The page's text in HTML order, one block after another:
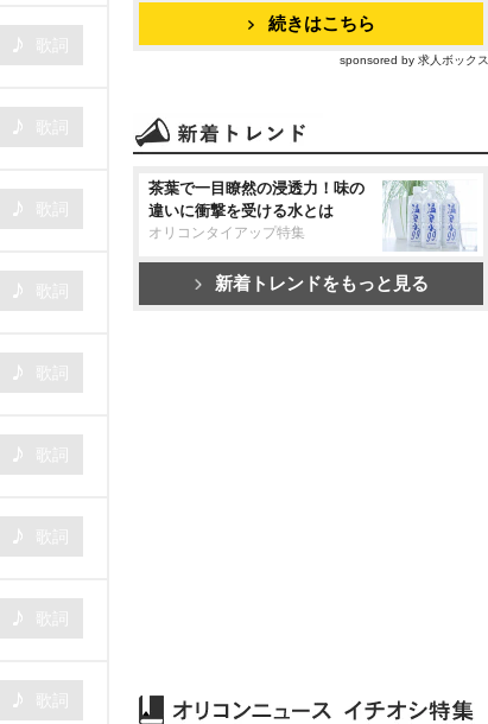
続きはこちら
sponsored by 求人ボックス
茶葉で一目瞭然の浸透力！味の
違いに衝撃を受ける水とは
オリコンタイアップ特集
新着トレンドをもっと見る